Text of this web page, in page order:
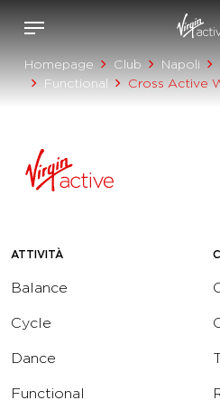
Homepage Club Napoli
Functional
Cross Active
ATTIVITÀ
Balance
Cycle
Dance
Functional